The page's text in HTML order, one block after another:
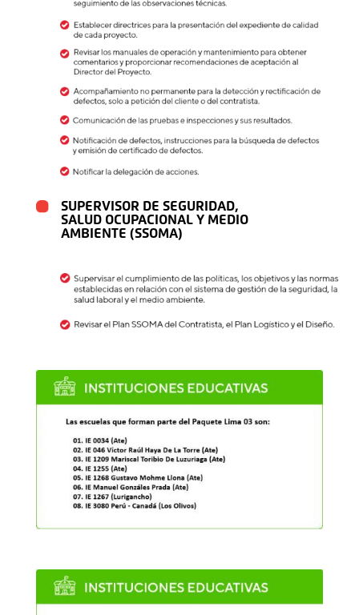
SUPERVISOR DE SEGURIDAD,
SALUD OCUPACIONAL Y MEDIO
AMBIENTE (SSOMA)